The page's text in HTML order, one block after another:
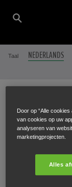
Taal NEDERLANDS
Door op “Alle
van cookies op uw
analyseren van
marketingprojecten.
Alles